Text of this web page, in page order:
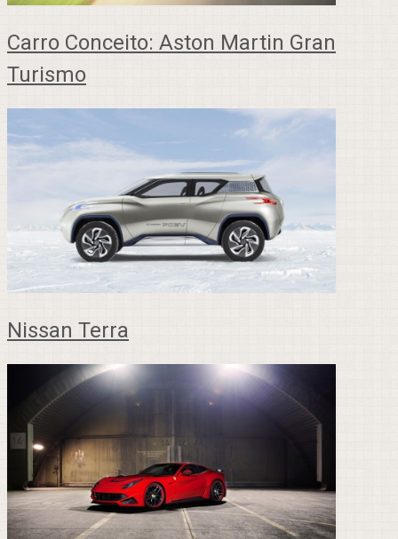
Carro Conceito: Aston Martin Gran
Turismo
Nissan Terra